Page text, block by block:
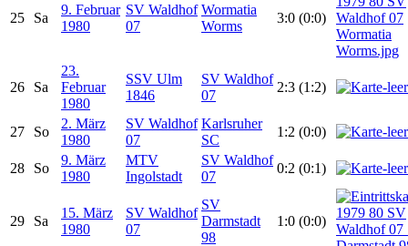
25 Sa
9. Februar
1980
SV Waldhof
07
Wormatia
Worms
3:0 (0:0)
26 Sa
23.
Februar
1980
SSV Ulm
1846
SV Waldhof
07
2:3 (1:2)
27 So
2. März
1980
SV Waldhof
07
Karlsruher
SC
1:2 (0:0)
28 So
9. März
1980
MTV
Ingolstadt
SV Waldhof
07
0:2 (0:1)
29 Sa
15. März
1980
SV Waldhof
07
SV
Darmstadt
98
1:0 (0:0)